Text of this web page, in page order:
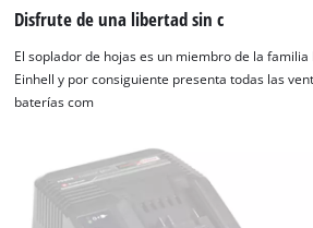
Disfrute de una libertad sin c
El soplador de hojas es un miembro de la familia
Einhell y por consiguiente presenta todas las
baterías com